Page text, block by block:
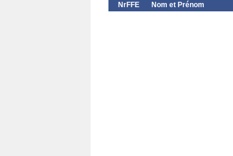
NrFFE Nom et Prénom